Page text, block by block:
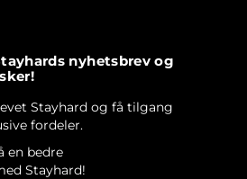
nyhetsbrev og
Stayhard og få tilgang
fordeler.
en bedre
Stayhard!